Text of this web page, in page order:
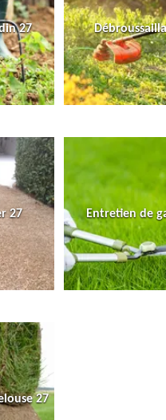
27
27 Entretien de
27